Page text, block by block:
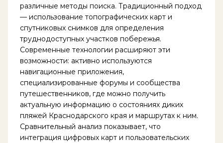
различные методы поиска. Традиционный подход
— использование топографических карт и
спутниковых снимков для определения
труднодоступных участков побережья.
Современные технологии расширяют эти
возможности: активно используются
навигационные приложения,
специализированные форумы и сообщества
путешественников, где можно получить
актуальную информацию о состояниях диких
пляжей Краснодарского края и маршрутах к ним.
Сравнительный анализ показывает, что
интеграция цифровых карт и пользовательских